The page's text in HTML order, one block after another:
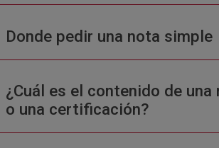
Donde pedir una nota simple
¿Cuál es el contenido de
o una certificación?